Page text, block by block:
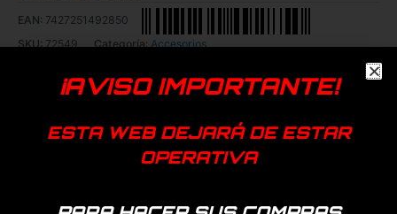
EAN: 7427251492850
SKU: 72549 Categoría: Accesorios
Productos relacionados
¡AVISO IMPORTANTE!
ESTA WEB DEJARÁ DE ESTAR
OPERATIVA